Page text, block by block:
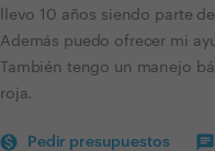
llevo 10 años siendo parte
Además puedo ofrecer mi
También tengo un manejo
roja.
Pedir presupuestos